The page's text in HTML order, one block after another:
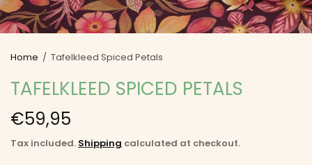
Home / Tafelkleed Spiced Petals
TAFELKLEED SPICED PETALS
€59,95
Tax included. Shipping calculated at checkout.